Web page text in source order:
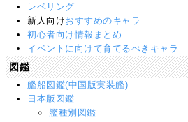
レベリング
新人向けおすすめのキャラ
初心者向け情報まとめ
イベントに向けて育てるべきキャラ
図鑑
艦船図鑑(中国版実装艦)
日本版図鑑
艦種別図鑑